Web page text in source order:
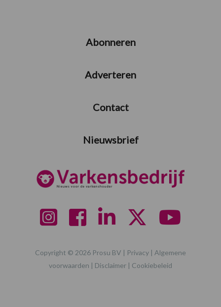
Abonneren
Adverteren
Contact
Nieuwsbrief
Copyright © 2026 Prosu BV | Privacy | Algemene
voorwaarden | Disclaimer | Cookiebeleid